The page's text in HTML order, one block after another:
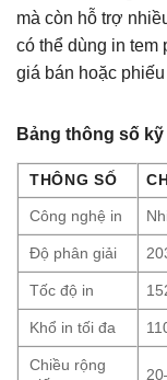
mà còn hỗ trợ
có thể dùng in tem
giá bán hoặc
Bảng thông số
THÔNG SỐ
Công nghệ in
Độ phân giải
Tốc độ in
Khổ in tối đa
Chiều rộng